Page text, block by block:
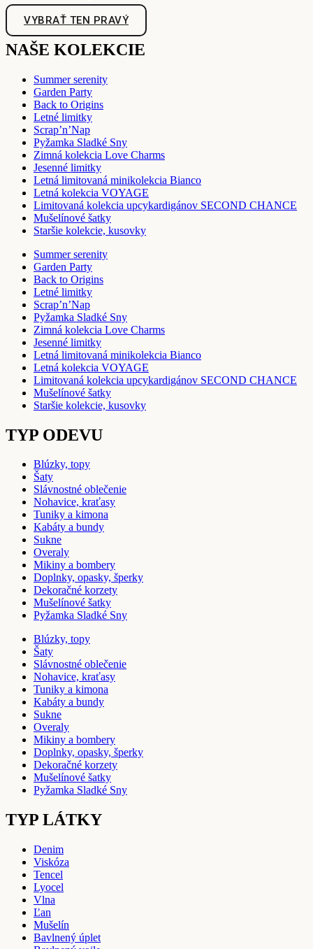
VYBRAŤ TEN PRAVÝ
NAŠE KOLEKCIE
Summer serenity
Garden Party
Back to Origins
Letné limitky
Scrap’n’Nap
Pyžamka Sladké Sny
Zimná kolekcia Love Charms
Jesenné limitky
Letná limitovaná minikolekcia Bianco
Letná kolekcia VOYAGE
Limitovaná kolekcia upcykardigánov SECOND CHANCE
Mušelínové šatky
Staršie kolekcie, kusovky
Summer serenity
Garden Party
Back to Origins
Letné limitky
Scrap’n’Nap
Pyžamka Sladké Sny
Zimná kolekcia Love Charms
Jesenné limitky
Letná limitovaná minikolekcia Bianco
Letná kolekcia VOYAGE
Limitovaná kolekcia upcykardigánov SECOND CHANCE
Mušelínové šatky
Staršie kolekcie, kusovky
TYP ODEVU
Blúzky, topy
Šaty
Slávnostné oblečenie
Nohavice, kraťasy
Tuniky a kimona
Kabáty a bundy
Sukne
Overaly
Mikiny a bombery
Doplnky, opasky, šperky
Dekoračné korzety
Mušelínové šatky
Pyžamka Sladké Sny
Blúzky, topy
Šaty
Slávnostné oblečenie
Nohavice, kraťasy
Tuniky a kimona
Kabáty a bundy
Sukne
Overaly
Mikiny a bombery
Doplnky, opasky, šperky
Dekoračné korzety
Mušelínové šatky
Pyžamka Sladké Sny
TYP LÁTKY
Denim
Viskóza
Tencel
Lyocel
Vlna
Ľan
Mušelín
Bavlnený úplet